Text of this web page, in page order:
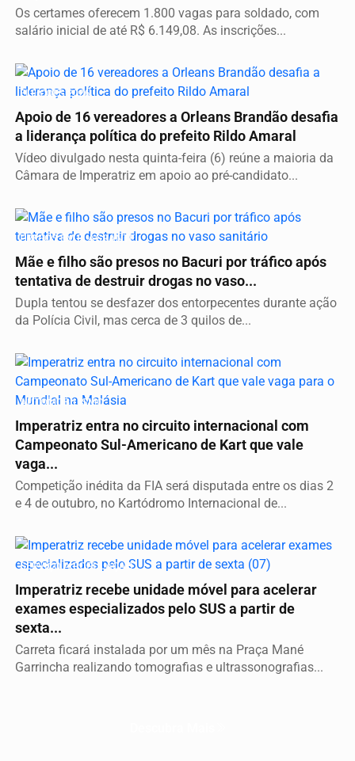
Os certames oferecem 1.800 vagas para soldado, com
salário inicial de até R$ 6.149,08. As inscrições...
ELEIÇÕES 2026
Apoio de 16 vereadores a Orleans Brandão desafia
a liderança política do prefeito Rildo Amaral
Vídeo divulgado nesta quinta-feira (6) reúne a maioria da
Câmara de Imperatriz em apoio ao pré-candidato...
PRESOS EM FLAGRANTE
Mãe e filho são presos no Bacuri por tráfico após
tentativa de destruir drogas no vaso...
Dupla tentou se desfazer dos entorpecentes durante ação
da Polícia Civil, mas cerca de 3 quilos de...
AUTOMOBILISMO
Imperatriz entra no circuito internacional com
Campeonato Sul-Americano de Kart que vale
vaga...
Competição inédita da FIA será disputada entre os dias 2
e 4 de outubro, no Kartódromo Internacional de...
SERVIÇO A POPULAÇÃO
Imperatriz recebe unidade móvel para acelerar
exames especializados pelo SUS a partir de
sexta...
Carreta ficará instalada por um mês na Praça Mané
Garrincha realizando tomografias e ultrassonografias...